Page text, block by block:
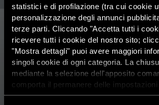
statistici e di profilazione (tra cui cookie
personalizzazione degli annunci
terze parti. Cliccando "Accetta tutti i
ricevere tutti i cookie del nostro sito;
"Mostra dettagli" puoi avere maggiori
singoli cookie di ogni categoria. La
mediante la selezione dell'apposito
comporta il permanere delle
dunque la continuazione della